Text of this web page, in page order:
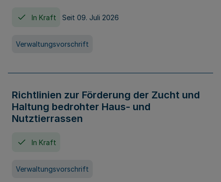
In Kraft Seit 09. Juli 2026
Verwaltungsvorschrift
Richtlinien zur Förderung der Zucht und
Haltung bedrohter Haus- und
Nutztierrassen
In Kraft
Verwaltungsvorschrift